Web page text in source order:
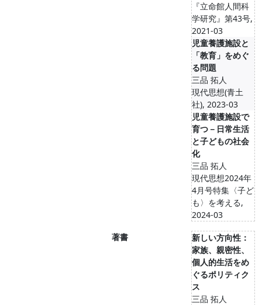
『立命館人間科
学研究』第43号,
2021-03
児童養護施設と
「教育」をめぐ
る問題
三品 拓人
現代思想(青土
社), 2023-03
児童養護施設で
育つ－日常生活
と子どもの社会
化
三品 拓人
現代思想2024年
4月号特集〈子ど
も〉を考える,
2024-03
著書
新しい方向性：
家族、親密性、
個人的生活をめ
ぐるポリティク
ス
三品 拓人